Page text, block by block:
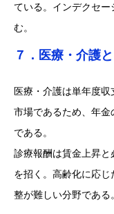
ている。インデクセ
む。
７．医療・介護
医療・介護は単年度
市場であるため、年
である。
診療報酬は賃金上昇と
を招く。高齢化に応
整が難しい分野である。